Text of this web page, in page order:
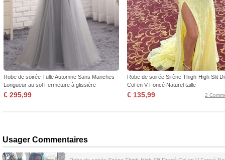
Robe de soirée Tulle Automne Sans Manches
Longueur au sol Fermeture à glissière
€ 295,99
Robe de soirée Sirène Thigh-High Slit
Col en V Foncé Naturel taille
€ 135,99 2
Usager Commentaires